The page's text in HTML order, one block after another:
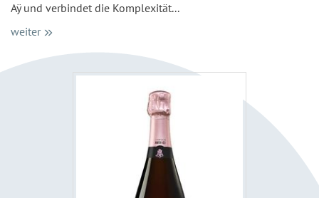
Aÿ und verbindet die Komplexität...
weiter